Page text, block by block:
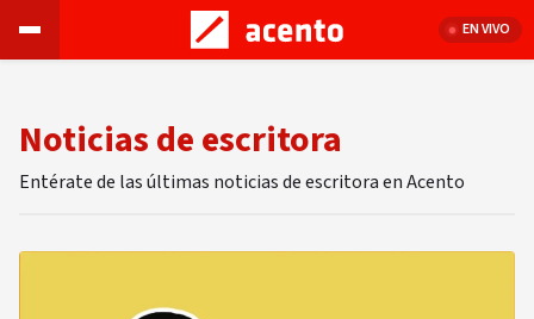
EN VIVO
Noticias de escritora
Entérate de las últimas noticias de escritora en Acento